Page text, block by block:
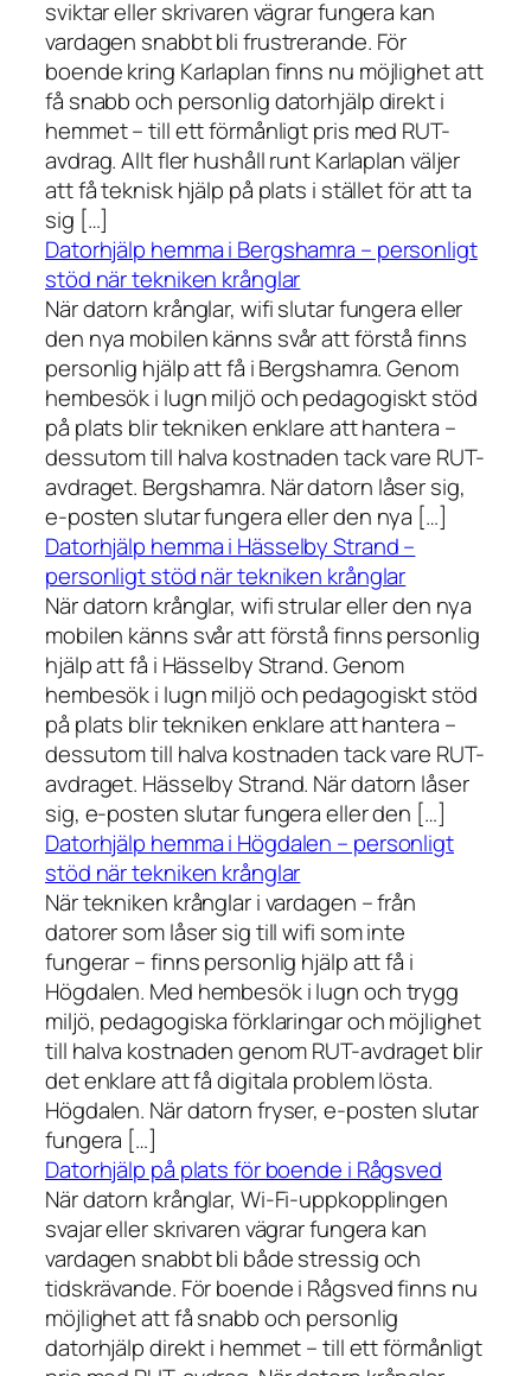
sviktar eller skrivaren vägrar fungera kan
vardagen snabbt bli frustrerande. För
boende kring Karlaplan finns nu möjlighet att
få snabb och personlig datorhjälp direkt i
hemmet – till ett förmånligt pris med RUT-
avdrag. Allt fler hushåll runt Karlaplan väljer
att få teknisk hjälp på plats i stället för att ta
sig […]
Datorhjälp hemma i Bergshamra – personligt
stöd när tekniken krånglar
När datorn krånglar, wifi slutar fungera eller
den nya mobilen känns svår att förstå finns
personlig hjälp att få i Bergshamra. Genom
hembesök i lugn miljö och pedagogiskt stöd
på plats blir tekniken enklare att hantera –
dessutom till halva kostnaden tack vare RUT-
avdraget. Bergshamra. När datorn låser sig,
e-posten slutar fungera eller den nya […]
Datorhjälp hemma i Hässelby Strand –
personligt stöd när tekniken krånglar
När datorn krånglar, wifi strular eller den nya
mobilen känns svår att förstå finns personlig
hjälp att få i Hässelby Strand. Genom
hembesök i lugn miljö och pedagogiskt stöd
på plats blir tekniken enklare att hantera –
dessutom till halva kostnaden tack vare RUT-
avdraget. Hässelby Strand. När datorn låser
sig, e-posten slutar fungera eller den […]
Datorhjälp hemma i Högdalen – personligt
stöd när tekniken krånglar
När tekniken krånglar i vardagen – från
datorer som låser sig till wifi som inte
fungerar – finns personlig hjälp att få i
Högdalen. Med hembesök i lugn och trygg
miljö, pedagogiska förklaringar och möjlighet
till halva kostnaden genom RUT-avdraget blir
det enklare att få digitala problem lösta.
Högdalen. När datorn fryser, e-posten slutar
fungera […]
Datorhjälp på plats för boende i Rågsved
När datorn krånglar, Wi-Fi-uppkopplingen
svajar eller skrivaren vägrar fungera kan
vardagen snabbt bli både stressig och
tidskrävande. För boende i Rågsved finns nu
möjlighet att få snabb och personlig
datorhjälp direkt i hemmet – till ett förmånligt